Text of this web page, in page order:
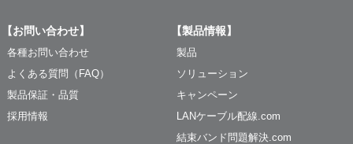
【お問い合わせ】
各種お問い合わせ
よくある質問（FAQ）
製品保証・品質
採用情報
【製品情報】
製品
ソリューション
キャンペーン
LANケーブル配線.com
結束バンド問題解決.com